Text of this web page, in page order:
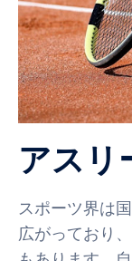
アスリ
スポーツ界は
広がっており